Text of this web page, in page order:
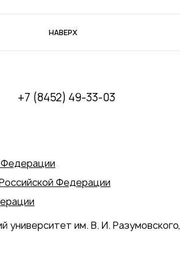
НАВЕРХ
+7 (8452) 49-33-03
Федерации
Федерации
университет им. В. И. Разумовского,